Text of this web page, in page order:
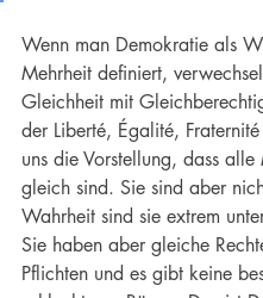
Wenn man Demokratie als
Mehrheit definiert,
Gleichheit mit
der Liberté, Égalité,
uns die Vorstellung, dass alle
gleich sind. Sie sind aber
Wahrheit sind sie extrem
Sie haben aber gleiche
Pflichten und es gibt keine